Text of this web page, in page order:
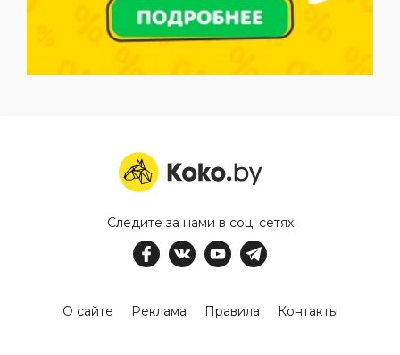
Следите за нами в соц. сетях
О сайте Реклама Правила Контакты